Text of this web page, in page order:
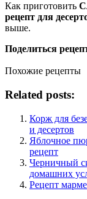
Как приготовить
рецепт для
выше.
Поделиться
Похожие рецепты
Related posts:
Корж для
и десертов
Яблочное
рецепт
Черничный
домашних
Рецепт